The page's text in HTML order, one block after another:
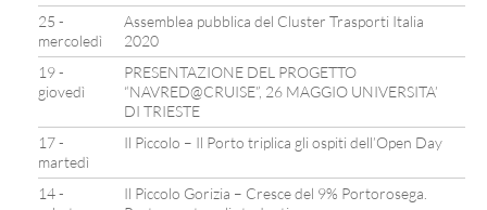
25 -
mercoledì
Assemblea pubblica del Cluster Trasporti Italia
2020
19 -
giovedì
PRESENTAZIONE DEL PROGETTO
“NAVRED@CRUISE”, 26 MAGGIO UNIVERSITA’
DI TRIESTE
17 -
martedì
Il Piccolo – Il Porto triplica gli ospiti dell’Open Day
14 -
Il Piccolo Gorizia – Cresce del 9% Portorosega.